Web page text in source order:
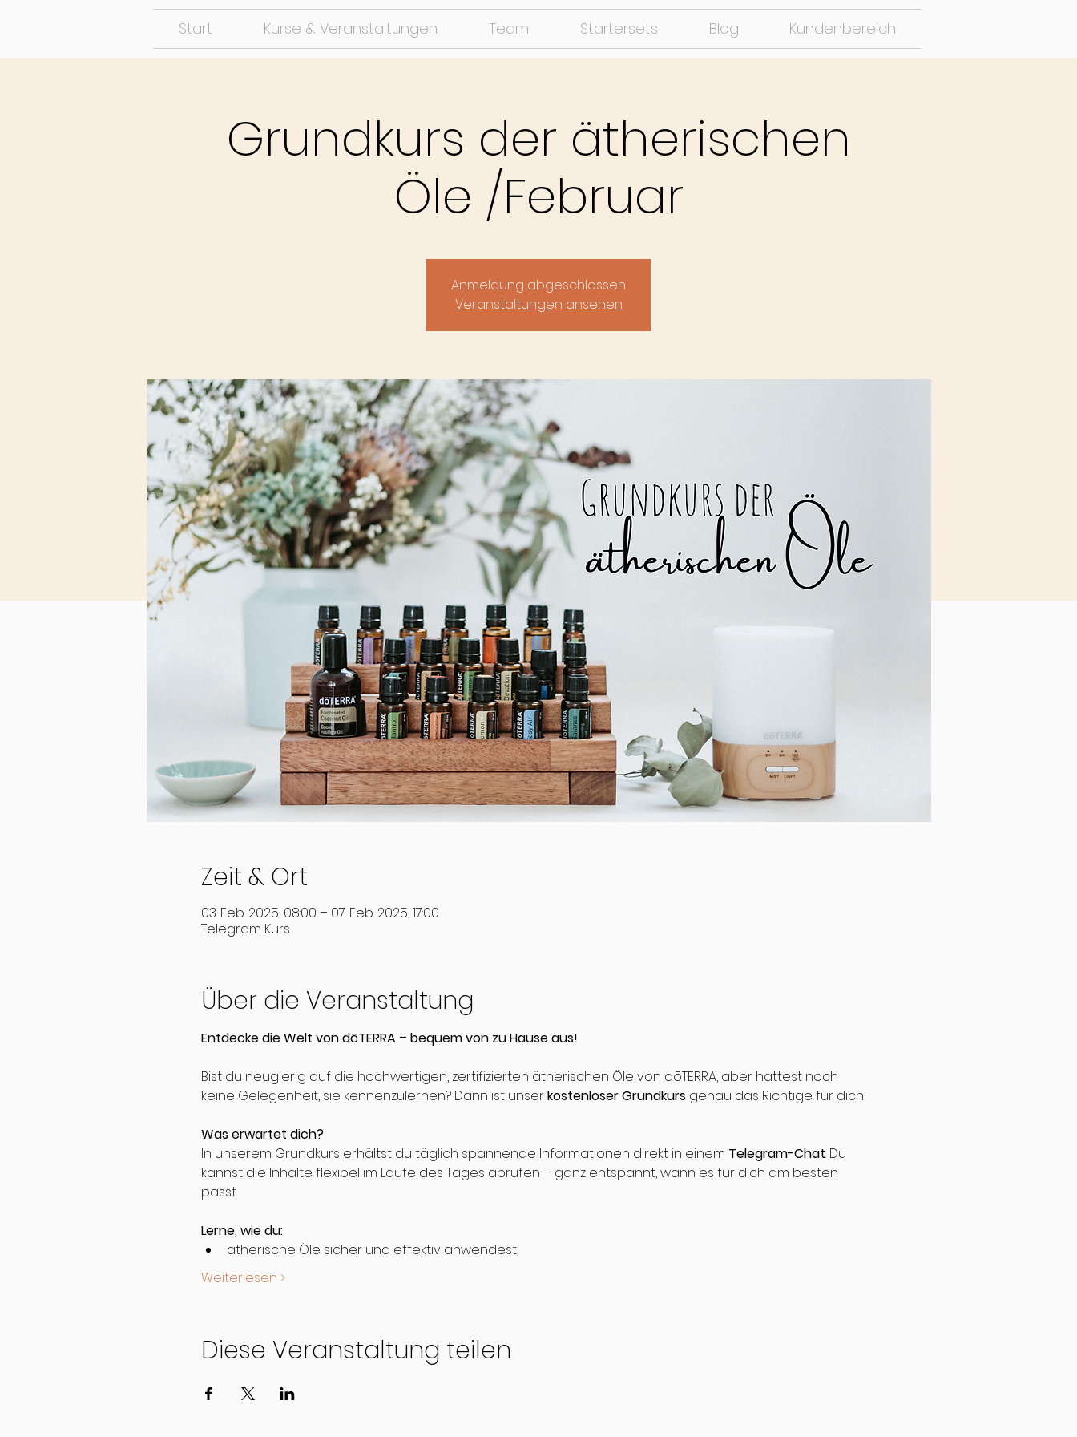
Start Kurse & Veranstaltungen Team Startersets Blog Kundenbereich
Grundkurs der ätherischen
Öle /Februar
Anmeldung abgeschlossen
Veranstaltungen ansehen
Zeit & Ort
03. Feb. 2025, 08:00 – 07. Feb. 2025, 17:00
Telegram Kurs
Über die Veranstaltung
Entdecke die Welt von dōTERRA – bequem von zu Hause aus!
Bist du neugierig auf die hochwertigen, zertifizierten ätherischen Öle von dōTERRA, aber hattest noch
keine Gelegenheit, sie kennenzulernen? Dann ist unser kostenloser Grundkurs genau das Richtige für dich!
Was erwartet dich?
In unserem Grundkurs erhältst du täglich spannende Informationen direkt in einem Telegram-Chat. Du
kannst die Inhalte flexibel im Laufe des Tages abrufen – ganz entspannt, wann es für dich am besten
passt.
Lerne, wie du:
ätherische Öle sicher und effektiv anwendest,
Weiterlesen >
Diese Veranstaltung teilen